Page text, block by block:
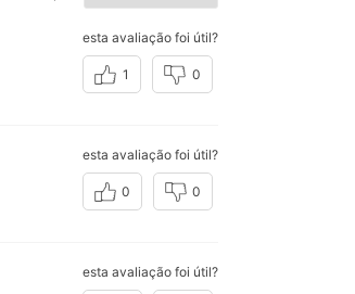
esta avaliação foi útil?
1 0
esta avaliação foi útil?
0 0
esta avaliação foi útil?